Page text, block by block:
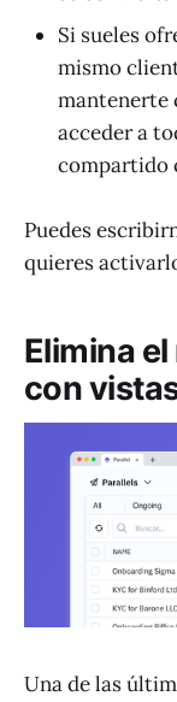
Si sueles
mismo
mantenerte
acceder a
compartido
Puedes
quieres
Elimina
con
Una de las